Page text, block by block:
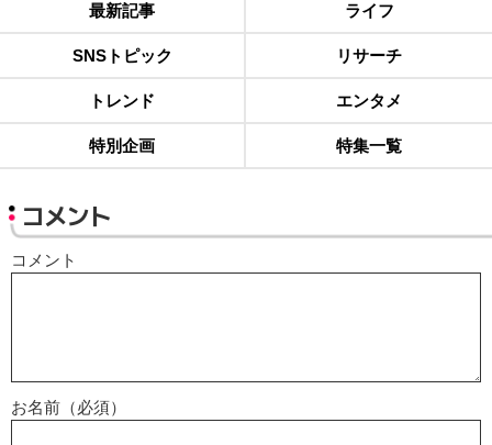
最新記事 ライフ
SNSトピック リサーチ
トレンド エンタメ
特別企画 特集一覧
コメント
コメント
お名前（必須）